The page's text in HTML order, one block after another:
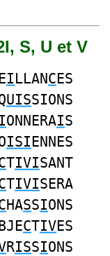
S, U et V
EILLANCES
UISSIONS
ONNERAIS
ISIENNES
TIVISANT
TIVISERA
HASSIONS
CTIVES
RISSIONS